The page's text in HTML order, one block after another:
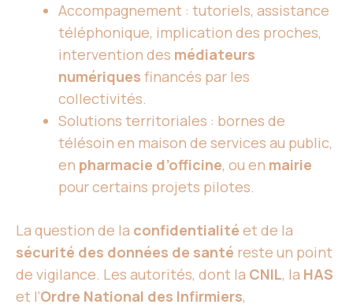
Accompagnement : tutoriels, assistance
téléphonique, implication des proches,
intervention des médiateurs
numériques financés par les
collectivités.
Solutions territoriales : bornes de
télésoin en maison de services au public,
en pharmacie d’officine, ou en mairie
pour certains projets pilotes.
La question de la confidentialité et de la
sécurité des données de santé reste un point
de vigilance. Les autorités, dont la CNIL, la HAS
et l’Ordre National des Infirmiers,